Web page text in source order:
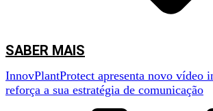
SABER MAIS
InnovPlantProtect apresenta novo vídeo
reforça a sua estratégia de comunicação